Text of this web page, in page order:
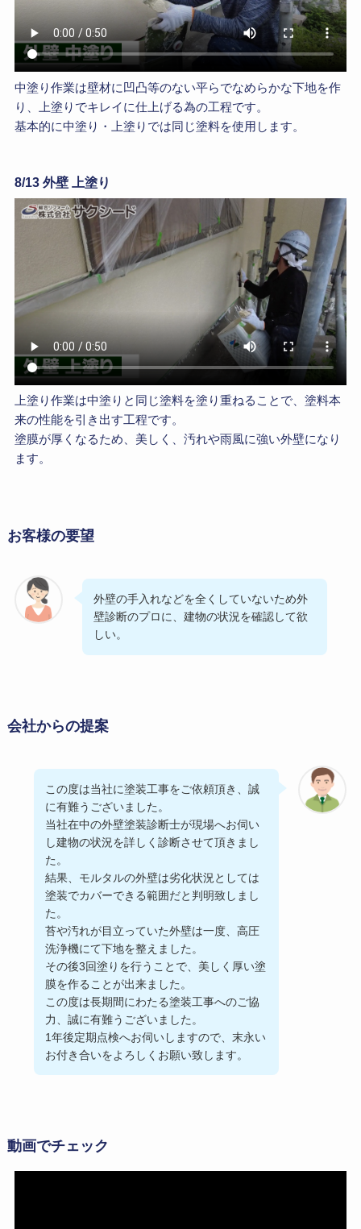
中塗り作業は壁材に凹凸等のない平らでなめらかな下地を作
り、上塗りでキレイに仕上げる為の工程です。
基本的に中塗り・上塗りでは同じ塗料を使用します。
8/13 外壁 上塗り
上塗り作業は中塗りと同じ塗料を塗り重ねることで、塗料本
来の性能を引き出す工程です。
塗膜が厚くなるため、美しく、汚れや雨風に強い外壁になり
ます。
お客様の要望
外壁の手入れなどを全くしていないため外
壁診断のプロに、建物の状況を確認して欲
しい。
会社からの提案
この度は当社に塗装工事をご依頼頂き、誠
に有難うございました。
当社在中の外壁塗装診断士が現場へお伺い
し建物の状況を詳しく診断させて頂きまし
た。
結果、モルタルの外壁は劣化状況としては
塗装でカバーできる範囲だと判明致しまし
た。
苔や汚れが目立っていた外壁は一度、高圧
洗浄機にて下地を整えました。
その後3回塗りを行うことで、美しく厚い塗
膜を作ることが出来ました。
この度は長期間にわたる塗装工事へのご協
力、誠に有難うございました。
1年後定期点検へお伺いしますので、末永い
お付き合いをよろしくお願い致します。
動画でチェック